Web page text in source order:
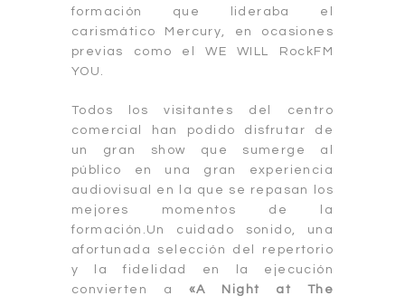
formación que lideraba el
carismático Mercury, en ocasiones
previas como el WE WILL RockFM
YOU.
Todos los visitantes del centro
comercial han podido disfrutar de
un gran show que sumerge al
público en una gran experiencia
audiovisual en la que se repasan los
mejores momentos de la
formación.Un cuidado sonido, una
afortunada selección del repertorio
y la fidelidad en la ejecución
convierten a «A Night at The